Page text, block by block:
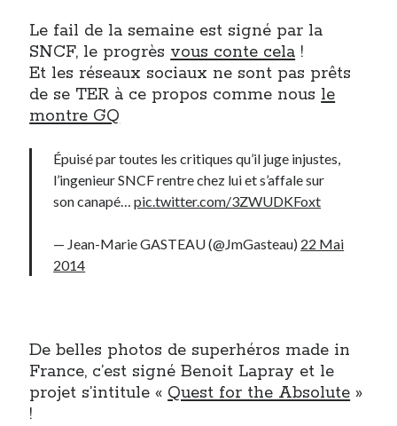
Le fail de la semaine est signé par la
SNCF, le progrès vous conte cela !
Et les réseaux sociaux ne sont pas prêts
de se TER à ce propos comme nousle
montre GQ
Épuisé par toutes les critiques qu’il juge injustes,
l’ingenieur SNCF rentre chez lui et s’affale sur
son canapé…pic.twitter.com/3ZWUDKFoxt
— Jean-Marie GASTEAU (@JmGasteau) 22 Mai
2014
De belles photos de superhéros made in
France, c’est signé Benoit Lapray et le
projet s’intitule « Quest for the Absolute »
!